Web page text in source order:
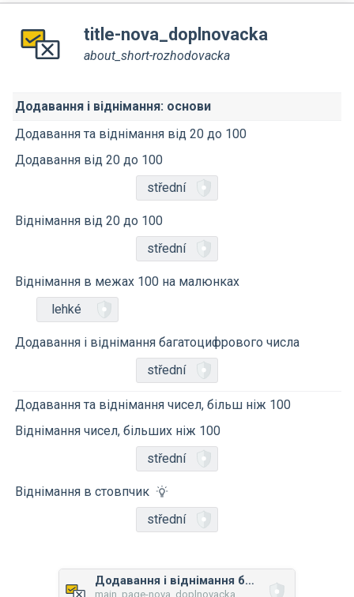
title-nova_doplnovacka
about_short-rozhodovacka
Додавання і віднімання: основи
Додавання та віднімання від 20 до 100
Додавання від 20 до 100
střední
Віднімання від 20 до 100
střední
Віднімання в межах 100 на малюнках
lehké
Додавання і віднімання багатоцифрового числа
střední
Додавання та віднімання чисел, більш ніж 100
Віднімання чисел, більших ніж 100
střední
Віднімання в стовпчик
střední
Додавання і віднімання багатоцифрового числа
main_page-nova_doplnovacka